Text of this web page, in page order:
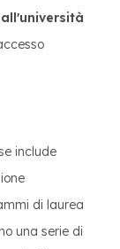
include
di laurea
una serie di